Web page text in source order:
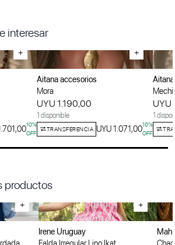
interesar
+
10%
OFF
+
Aitana accesorios
Mora
UYU 1.190,00
1 disponible
TRANSFERENCIA UYU 1.071,0010%
OFF
Mechi
UYU
1
productos
+ +
Irene Uruguay